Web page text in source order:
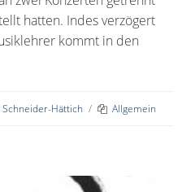
hatten. Indes verzögert
kommt in den
Schneider-Hättich / Allgemein